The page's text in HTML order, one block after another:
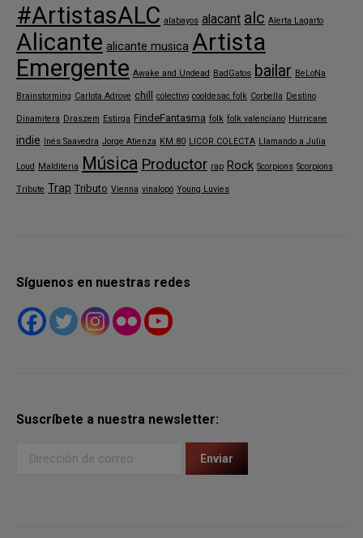
#ArtistasALC alabayos alacant alc Alerta Lagarto
Alicante alicante musica Artista
Emergente Awake and Undead BadGatos bailar BeLoNa
Brainstorming Carlota Adrove chill colectivo cooldesac folk Corbella Destino
Dinamitera Draszem Estirga FindeFantasma folk folk valenciano Hurricane
indie Inés Saavedra Jorge Atienza KM.80 LICOR COLECTA Llamando a Julia
Loud Malditeria Música Productor rap Rock Scorpions Scorpions
Tribute Trap Tributo Vienna vinalopó Young Luvies
Síguenos en nuestras redes
Suscríbete a nuestra newsletter: